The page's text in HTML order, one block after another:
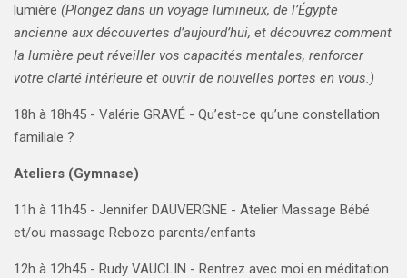
lumière (Plongez dans un voyage lumineux, de l’Égypte
ancienne aux découvertes d’aujourd’hui, et découvrez comment
la lumière peut réveiller vos capacités mentales, renforcer
votre clarté intérieure et ouvrir de nouvelles portes en vous.)
18h à 18h45 - Valérie GRAVÉ - Qu’est-ce qu’une constellation
familiale ?
Ateliers (Gymnase)
11h à 11h45 - Jennifer DAUVERGNE - Atelier Massage Bébé
et/ou massage Rebozo parents/enfants
12h à 12h45 - Rudy VAUCLIN - Rentrez avec moi en méditation